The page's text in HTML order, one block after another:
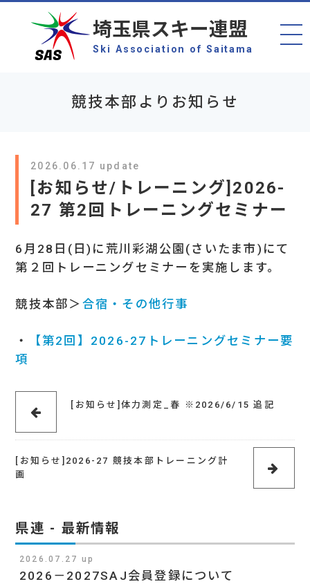
埼玉県スキー連盟
Ski Association of Saitama
競技本部よりお知らせ
2026.06.17 update
[お知らせ/トレーニング]2026-
27 第2回トレーニングセミナー
6月28日(日)に荒川彩湖公園(さいたま市)にて
第２回トレーニングセミナーを実施します。
競技本部＞ 合宿・その他行事
・
【第2回】2026-27トレーニングセミナー要
項
[お知らせ]体力測定_春 ※2026/6/15 追記
[お知らせ]2026-27 競技本部トレーニング計
画
県連 - 最新情報
2026.07.27 up
2026－2027SAJ会員登録について